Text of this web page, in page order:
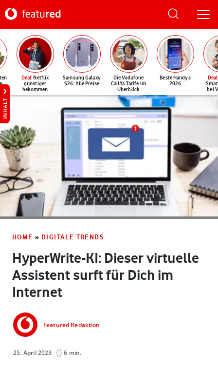
Deal: Netflix
günstiger
bekommen
Samsung Galaxy
S26: Alle Preise
Die Vodafone
CallYa-Tarife im
Überblick
Beste Handys
2026
Deal
bei
INHALT
HOME » DIGITALE TRENDS
HyperWrite-KI: Dieser virtuelle
Assistent surft für Dich im
Internet
Featured Redaktion
25. April 2023 6 min.